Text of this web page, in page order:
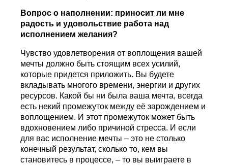
Вопрос о наполнении: приносит ли мне
радость и удовольствие работа над
исполнением желания?
Чувство удовлетворения от воплощения вашей
мечты должно быть стоящим всех усилий,
которые придется приложить. Вы будете
вкладывать многого времени, энергии и других
ресурсов. Какой бы ни была ваша мечта, всегда
есть некий промежуток между её зарождением и
воплощением. И этот промежуток может быть
вдохновением либо причиной стресса. И если
для вас исполнение мечты – это не столько
конечный результат, сколько то, кем вы
становитесь в процессе, – то вы выиграете в